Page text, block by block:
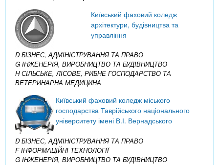
Київський фаховий коледж
архітектури, будівництва та
управління
D БІЗНЕС, АДМІНІСТРУВАННЯ ТА ПРАВО
G ІНЖЕНЕРІЯ, ВИРОБНИЦТВО ТА БУДІВНИЦТВО
H СІЛЬСЬКЕ, ЛІСОВЕ, РИБНЕ ГОСПОДАРСТВО ТА
ВЕТЕРИНАРНА МЕДИЦИНА
Київський фаховий коледж міського
господарства Таврійського національного
університету імені В.І. Вернадського
D БІЗНЕС, АДМІНІСТРУВАННЯ ТА ПРАВО
F ІНФОРМАЦІЙНІ ТЕХНОЛОГІЇ
G ІНЖЕНЕРІЯ, ВИРОБНИЦТВО ТА БУДІВНИЦТВО